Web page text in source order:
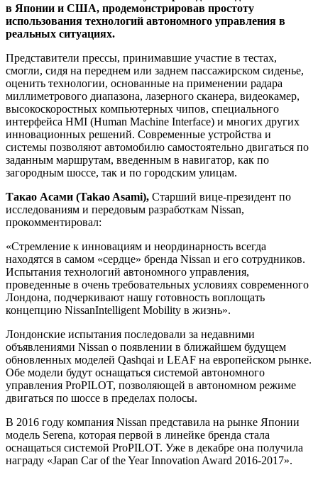
в Японии и США, продемонстрировав простоту
использования технологий автономного управления в
реальных ситуациях.
Представители прессы, принимавшие участие в тестах,
смогли, сидя на переднем или заднем пассажирском сиденье,
оценить технологии, основанные на применении радара
миллиметрового диапазона, лазерного сканера, видеокамер,
высокоскоростных компьютерных чипов, специального
интерфейса HMI (Human Machine Interface) и многих других
инновационных решений. Современные устройства и
системы позволяют автомобилю самостоятельно двигаться по
заданным маршрутам, введенным в навигатор, как по
загородным шоссе, так и по городским улицам.
Такао Асами (Takao Asami), Старший вице-президент по
исследованиям и передовым разработкам Nissan,
прокомментировал:
«Стремление к инновациям и неординарность всегда
находятся в самом «сердце» бренда Nissan и его сотрудников.
Испытания технологий автономного управления,
проведенные в очень требовательных условиях современного
Лондона, подчеркивают нашу готовность воплощать
концепцию NissanIntelligent Mobility в жизнь».
Лондонские испытания последовали за недавними
объявлениями Nissan о появлении в ближайшем будущем
обновленных моделей Qashqai и LEAF на европейском рынке.
Обе модели будут оснащаться системой автономного
управления ProPILOT, позволяющей в автономном режиме
двигаться по шоссе в пределах полосы.
В 2016 году компания Nissan представила на рынке Японии
модель Serena, которая первой в линейке бренда стала
оснащаться системой ProPILOT. Уже в декабре она получила
награду «Japan Car of the Year Innovation Award 2016-2017».